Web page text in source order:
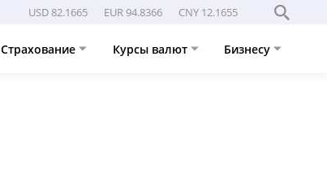
USD 82.1665 EUR 94.8366 CNY 12.1655
Страхование Курсы валют Бизнесу